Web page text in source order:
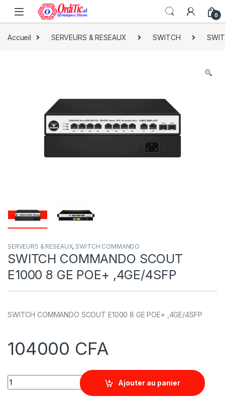
0
Accueil SERVEURS & RESEAUX SWITCH
SERVEURS & RESEAUX, SWITCH COMMANDO
SWITCH COMMANDO SCOUT
E1000 8 GE POE+ ,4GE/4SFP
SWITCH COMMANDO SCOUT E1000 8 GE POE+ ,4GE/4SFP
104000 CFA
Quantity
Ajouter au panier